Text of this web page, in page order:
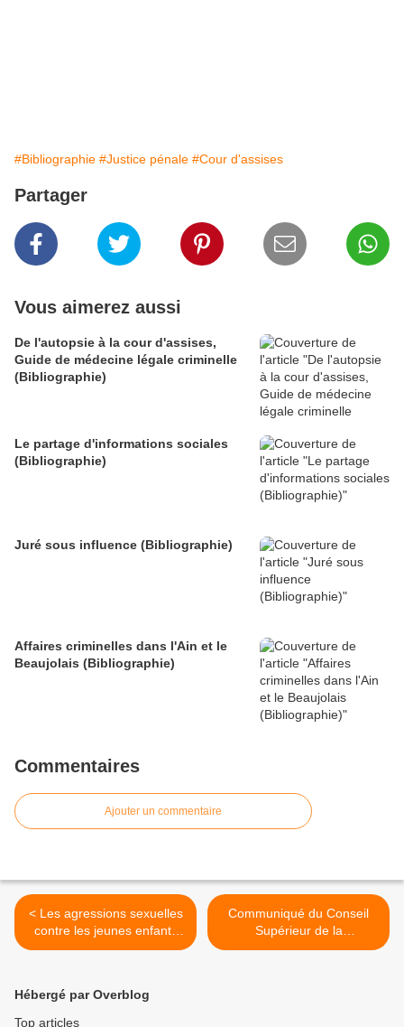
#Bibliographie #Justice pénale #Cour d'assises
Partager
Vous aimerez aussi
De l'autopsie à la cour d'assises,
Guide de médecine légale criminelle
(Bibliographie)
Le partage d'informations sociales
(Bibliographie)
Juré sous influence (Bibliographie)
Affaires criminelles dans l'Ain et le
Beaujolais (Bibliographie)
Commentaires
Ajouter un commentaire
< Les agressions sexuelles
contre les jeunes enfants
(suite)
Communiqué du Conseil
Supérieur de la
Magistrature (7 mars
Hébergé par Overblog
Top articles